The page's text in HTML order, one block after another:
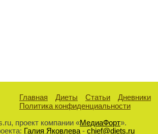
Главная Диеты Статьи
Дневники
Политика конфиденциальности
проект компании «МедиаФорт».
Галия Яковлева- chief@diets.ru